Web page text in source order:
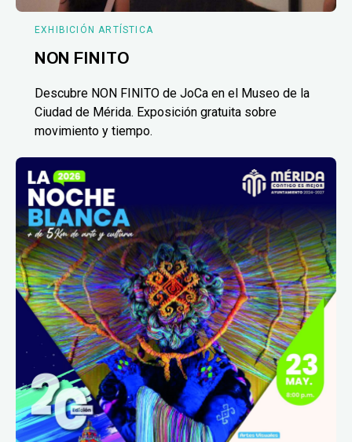
EXHIBICIÓN ARTÍSTICA
NON FINITO
Descubre NON FINITO de JoCa en el Museo de la
Ciudad de Mérida. Exposición gratuita sobre
movimiento y tiempo.